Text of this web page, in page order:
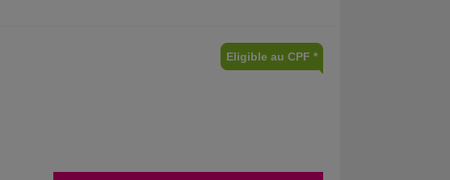
Eligible au CPF *